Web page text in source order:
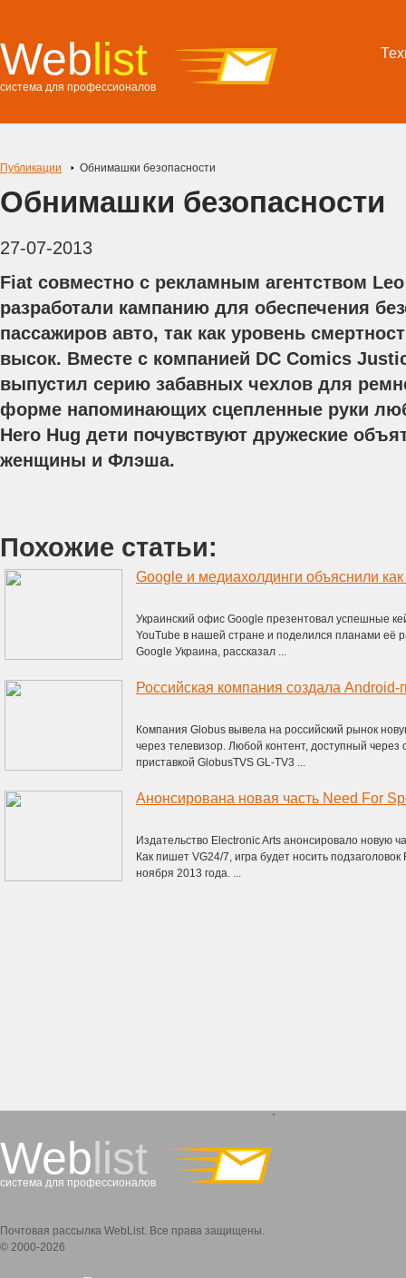
Weblist
система для профессионалов
Публикации Обнимашки безопасности
Обнимашки безопасности
27-07-2013
Fiat совместно с рекламным агентством
разработали кампанию для обеспечения
пассажиров авто, так как уровень
высок. Вместе с компанией DC Comics
выпустил серию забавных чехлов для
форме напоминающих сцепленные руки
Hero Hug дети почувствуют дружеские
женщины и Флэша.
Похожие статьи:
Google и медиахолдинги объяснили
Украинский офис Google презентовал успешные
YouTube в нашей стране и поделился планами её
Google Украина, рассказал ...
Компания Globus вывела на российский рынок
через телевизор. Любой контент, доступный
приставкой GlobusTVS GL-TV3 ...
Анонсирована новая часть Need For
Издательство Electronic Arts анонсировало новую
Как пишет VG24/7, игра будет носить
ноября 2013 года. ...
Weblist
система для профессионалов
`
Почтовая рассылка WebList. Все права защищены.
© 2000-2026